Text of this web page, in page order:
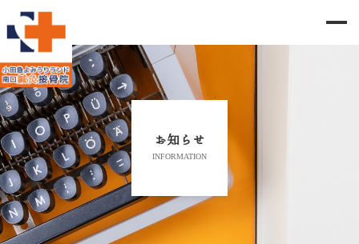
お知らせ
INFORMATION
当院のご紹介
治療メニュー
お知らせ
ブログ